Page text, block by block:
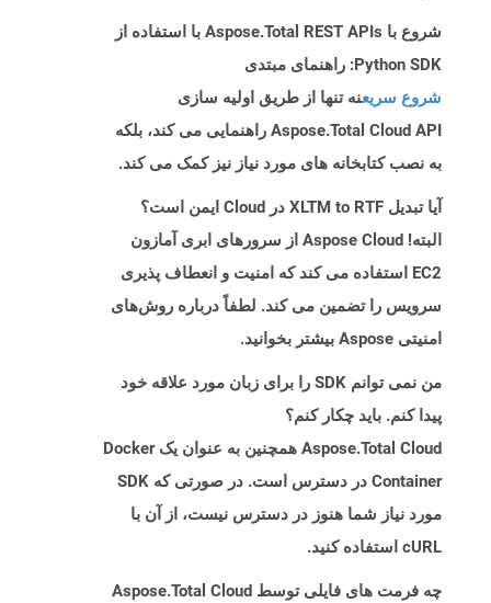
شروع با Aspose.Total REST APIs با استفاده از
Python SDK: راهنمای مبتدی
شروع سریعنه تنها از طریق اولیه سازی
Aspose.Total Cloud API راهنمایی می کند، بلکه
به نصب کتابخانه های مورد نیاز نیز کمک می کند.
آیا تبدیل XLTM to RTF در Cloud ایمن است؟
البته! Aspose Cloud از سرورهای ابری آمازون
EC2 استفاده می کند که امنیت و انعطاف پذیری
سرویس را تضمین می کند. لطفاً درباره روش‌های
امنیتی Aspose بیشتر بخوانید.
من نمی توانم SDK را برای زبان مورد علاقه خود
پیدا کنم. باید چکار کنم؟
Aspose.Total Cloud همچنین به عنوان یک Docker
Container در دسترس است. در صورتی که SDK
مورد نیاز شما هنوز در دسترس نیست، از آن با
cURL استفاده کنید.
چه فرمت های فایلی توسط Aspose.Total Cloud